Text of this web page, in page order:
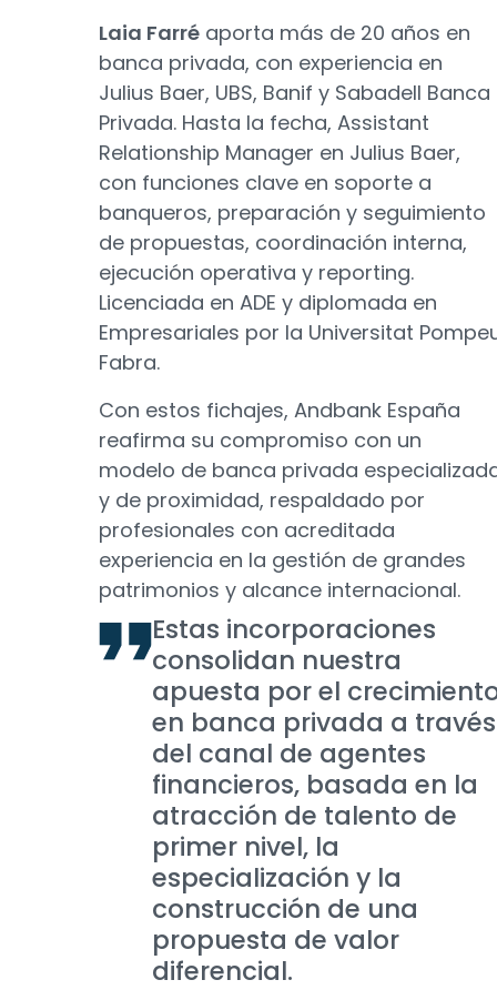
Laia Farré aporta más de 20 años en
banca privada, con experiencia en
Julius Baer, UBS, Banif y Sabadell Banca
Privada. Hasta la fecha, Assistant
Relationship Manager en Julius Baer,
con funciones clave en soporte a
banqueros, preparación y seguimiento
de propuestas, coordinación interna,
ejecución operativa y reporting.
Licenciada en ADE y diplomada en
Empresariales por la Universitat
Fabra.
Con estos fichajes, Andbank España
reafirma su compromiso con un
modelo de banca privada
y de proximidad, respaldado por
profesionales con acreditada
experiencia en la gestión de grandes
patrimonios y alcance internacional.
Estas incorporaciones
consolidan nuestra
apuesta por el
en banca privada a través
del canal de agentes
financieros, basada en la
atracción de talento de
primer nivel, la
especialización y la
construcción de una
propuesta de valor
diferencial.